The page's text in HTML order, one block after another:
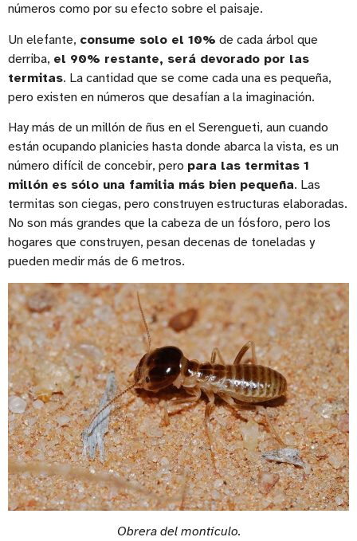
números como por su efecto sobre el paisaje.
Un elefante, consume solo el 10% de cada árbol que
derriba, el 90% restante, será devorado por las
termitas. La cantidad que se come cada una es pequeña,
pero existen en números que desafían a la imaginación.
Hay más de un millón de ñus en el Serengueti, aun cuando
están ocupando planicies hasta donde abarca la vista, es un
número difícil de concebir, pero para las termitas 1
millón es sólo una familia más bien pequeña. Las
termitas son ciegas, pero construyen estructuras elaboradas.
No son más grandes que la cabeza de un fósforo, pero los
hogares que construyen, pesan decenas de toneladas y
pueden medir más de 6 metros.
Obrera del montículo.